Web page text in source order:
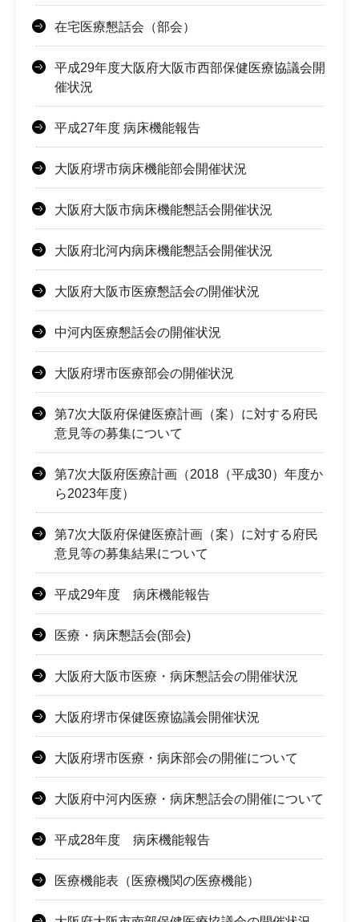
在宅医療懇話会（部会）
平成29年度大阪府大阪市西部保健医療協議会開
催状況
平成27年度 病床機能報告
大阪府堺市病床機能部会開催状況
大阪府大阪市病床機能懇話会開催状況
大阪府北河内病床機能懇話会開催状況
大阪府大阪市医療懇話会の開催状況
中河内医療懇話会の開催状況
大阪府堺市医療部会の開催状況
第7次大阪府保健医療計画（案）に対する府民
意見等の募集について
第7次大阪府医療計画（2018（平成30）年度か
ら2023年度）
第7次大阪府保健医療計画（案）に対する府民
意見等の募集結果について
平成29年度 病床機能報告
医療・病床懇話会(部会)
大阪府大阪市医療・病床懇話会の開催状況
大阪府堺市保健医療協議会開催状況
大阪府堺市医療・病床部会の開催について
大阪府中河内医療・病床懇話会の開催について
平成28年度 病床機能報告
医療機能表（医療機関の医療機能）